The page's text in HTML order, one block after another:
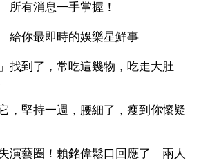
有消息一手掌握！
給你最即時的娛樂星鮮事
找到了，常吃這幾物，吃走大肚
，堅持一週，腰細了，瘦到你懷疑
演藝圈！賴銘偉鬆口回應了 兩人